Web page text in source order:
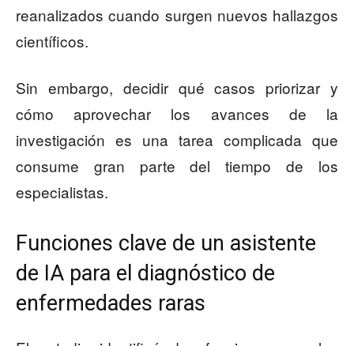
reanalizados cuando surgen nuevos hallazgos
científicos.
Sin embargo, decidir qué casos priorizar y
cómo aprovechar los avances de la
investigación es una tarea complicada que
consume gran parte del tiempo de los
especialistas.
Funciones clave de un asistente
de IA para el diagnóstico de
enfermedades raras